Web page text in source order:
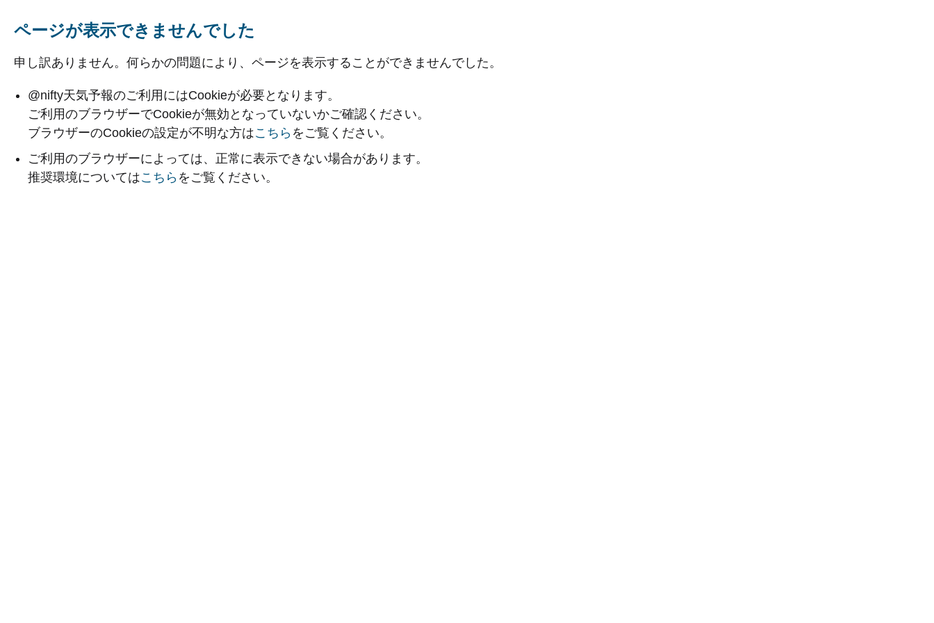
ページが表示できませんでした
申し訳ありません。何らかの問題により、ページを表示することができませんでした。
@nifty天気予報のご利用にはCookieが必要となります。
ご利用のブラウザーでCookieが無効となっていないかご確認ください。
ブラウザーのCookieの設定が不明な方はこちら をご覧ください。
ご利用のブラウザーによっては、正常に表示できない場合があります。
推奨環境についてはこちら をご覧ください。